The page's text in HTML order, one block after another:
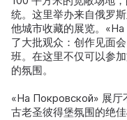
统。这里举办来自俄罗
他城市收藏的展览。
了大批观众：创作见面
班。在这里不仅可以参
的氛围。
«На Покровской» 展厅
古老圣彼得堡氛围的绝佳